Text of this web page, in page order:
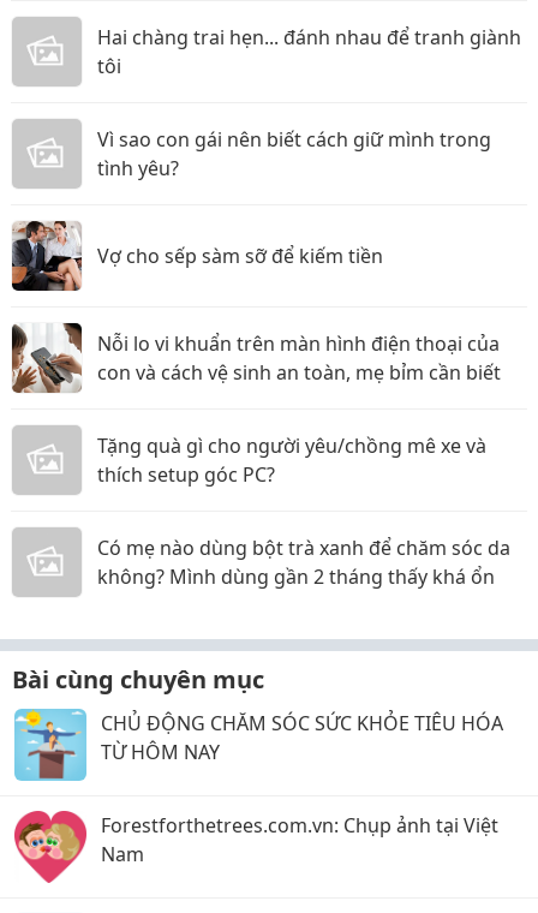
Hai chàng trai hẹn... đánh nhau để tranh giành
tôi
Vì sao con gái nên biết cách giữ mình trong
tình yêu?
Vợ cho sếp sàm sỡ để kiếm tiền
Nỗi lo vi khuẩn trên màn hình điện thoại của
con và cách vệ sinh an toàn, mẹ bỉm cần biết
Tặng quà gì cho người yêu/chồng mê xe và
thích setup góc PC?
Có mẹ nào dùng bột trà xanh để chăm sóc da
không? Mình dùng gần 2 tháng thấy khá ổn
Bài cùng chuyên mục
CHỦ ĐỘNG CHĂM SÓC SỨC KHỎE TIÊU HÓA
TỪ HÔM NAY
Forestforthetrees.com.vn: Chụp ảnh tại Việt
Nam